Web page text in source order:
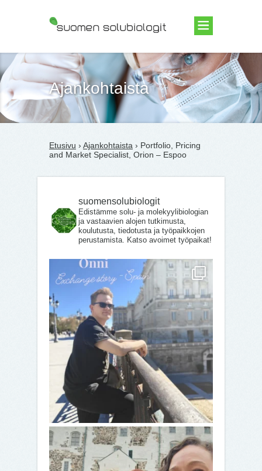
Suomen Solubiologit ry
Ajankohtaista
Etusivu › Ajankohtaista › Portfolio, Pricing
and Market Specialist, Orion – Espoo
suomensolubiologit
Edistämme solu- ja molekyylibiologian
ja vastaavien alojen tutkimusta,
koulutusta, tiedotusta ja työpaikkojen
perustamista. Katso avoimet työpaikat!